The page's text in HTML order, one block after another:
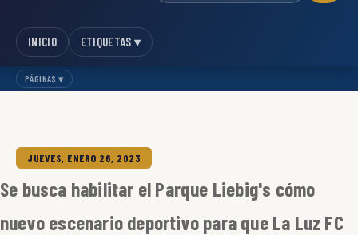
INICIO ETIQUETAS ▾
PÁGINAS ▾
JUEVES, ENERO 26, 2023
Se busca habilitar el Parque Liebig's cómo
nuevo escenario deportivo para que La Luz FC